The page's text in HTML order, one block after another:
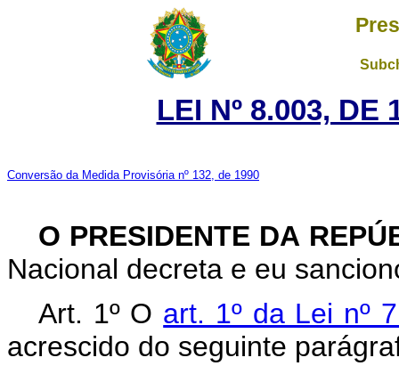
LEI Nº 8.003, DE
Conversão da Medida Provisória nº 132, de 1990
O PRESIDENTE DA
Nacional decreta e eu
Art. 1º O art. 1º da Lei nº
acrescido do seguinte